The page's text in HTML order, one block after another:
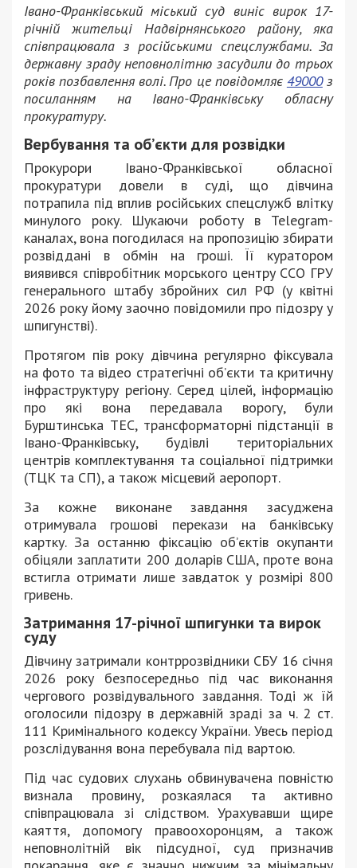
Івано-Франківський міський суд виніс вирок 17-
річній жительці Надвірнянського району, яка
співпрацювала з російськими спецслужбами. За
державну зраду неповнолітню засудили до трьох
років позбавлення волі. Про це повідомляє 49000з
посиланням на Івано-Франківську обласну
прокуратуру.
Вербування та об’єкти для розвідки
Прокурори Івано-Франківської обласної
прокуратури довели в суді, що дівчина
потрапила під вплив російських спецслужб влітку
минулого року. Шукаючи роботу в Telegram-
каналах, вона погодилася на пропозицію збирати
розвіддані в обмін на гроші. Її куратором
виявився співробітник морського центру ССО ГРУ
генерального штабу збройних сил РФ (у квітні
2026 року йому заочно повідомили про підозру у
шпигунстві).
Протягом пів року дівчина регулярно фіксувала
на фото та відео стратегічні об’єкти та критичну
інфраструктуру регіону. Серед цілей, інформацію
про які вона передавала ворогу, були
Бурштинська ТЕС, трансформаторні підстанції в
Івано-Франківську, будівлі територіальних
центрів комплектування та соціальної підтримки
(ТЦК та СП), а також місцевий аеропорт.
За кожне виконане завдання засуджена
отримувала грошові перекази на банківську
картку. За останню фіксацію об’єктів окупанти
обіцяли заплатити 200 доларів США, проте вона
встигла отримати лише завдаток у розмірі 800
гривень.
Затримання 17-річної шпигунки та вирок
суду
Дівчину затримали контррозвідники СБУ 16 січня
2026 року безпосередньо під час виконання
чергового розвідувального завдання. Тоді ж їй
оголосили підозру в державній зраді за ч. 2 ст.
111 Кримінального кодексу України. Увесь період
розслідування вона перебувала під вартою.
Під час судових слухань обвинувачена повністю
визнала провину, розкаялася та активно
співпрацювала зі слідством. Урахувавши щире
каяття, допомогу правоохоронцям, а також
неповнолітній вік підсудної, суд призначив